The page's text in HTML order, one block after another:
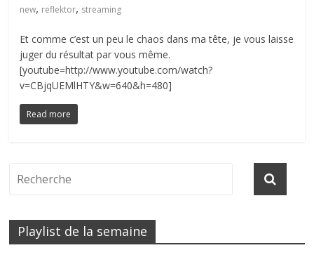
new, reflektor, streaming
Et comme c’est un peu le chaos dans ma tête, je vous laisse
juger du résultat par vous même.
[youtube=http://www.youtube.com/watch?
v=CBjqUEMlHTY&w=640&h=480]
Read more
Playlist de la semaine